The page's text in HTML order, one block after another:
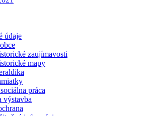
údaje
zaujímavosti
mapy
práca
výstavba